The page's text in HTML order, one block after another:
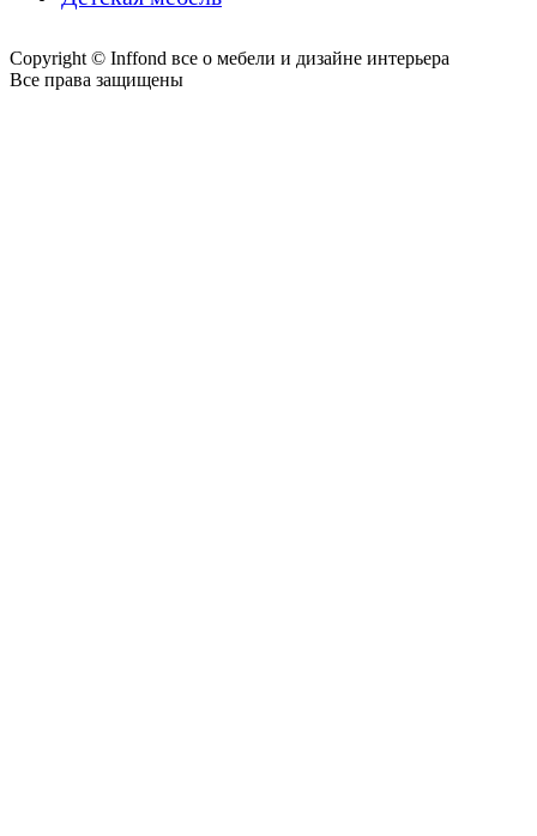
Copyright © Inffond все о мебели и дизайне интерьера
Все права защищены